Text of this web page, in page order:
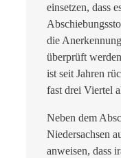
einsetzen, dass
die
überprüft
ist seit Jahren
fast drei Viertel
Neben dem
Niedersachsen
anweisen, dass